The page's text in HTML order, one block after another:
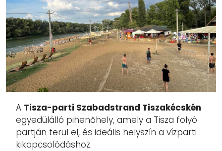
A Tisza-parti Szabadstrand Tiszakécskén
egyedülálló pihenőhely, amely a Tisza folyó
partján terül el, és ideális helyszín a vízparti
kikapcsolódáshoz.